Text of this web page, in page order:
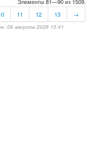
11 12 13 →
06 августа 2026 15:41